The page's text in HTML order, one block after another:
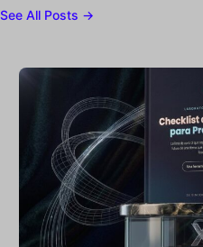
See All Posts →